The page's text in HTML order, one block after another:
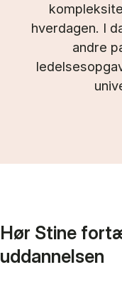
hverdagen. I
andre
Hør Stine
uddannelsen